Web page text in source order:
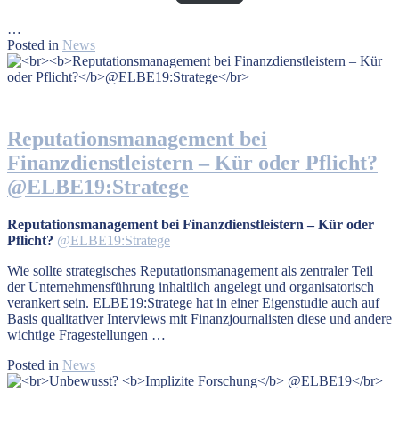
…
Posted in News
Reputationsmanagement bei
Finanzdienstleistern – Kür oder Pflicht?
@ELBE19:Stratege
Reputationsmanagement bei Finanzdienstleistern – Kür oder
Pflicht? @ELBE19:Stratege
Wie sollte strategisches Reputationsmanagement als zentraler Teil
der Unternehmensführung inhaltlich angelegt und organisatorisch
verankert sein. ELBE19:Stratege hat in einer Eigenstudie auch auf
Basis qualitativer Interviews mit Finanzjournalisten diese und andere
wichtige Fragestellungen …
Posted in News